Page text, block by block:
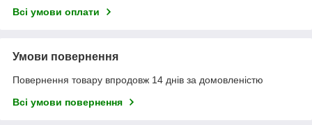
Всі умови оплати
Умови повернення
Повернення товару впродовж 14 днів за домовленістю
Всі умови повернення